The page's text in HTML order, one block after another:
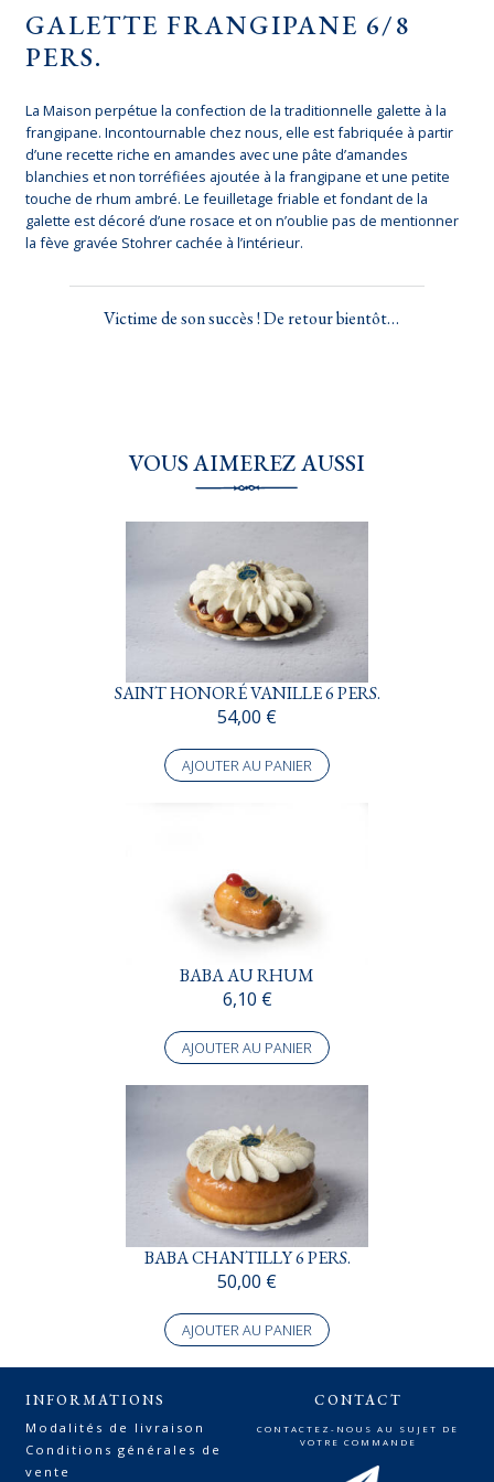
GALETTE FRANGIPANE 6/8
PERS.
La Maison perpétue la confection de la traditionnelle galette à la
frangipane. Incontournable chez nous, elle est fabriquée à partir
d’une recette riche en amandes avec une pâte d’amandes
blanchies et non torréfiées ajoutée à la frangipane et une petite
touche de rhum ambré. Le feuilletage friable et fondant de la
galette est décoré d’une rosace et on n’oublie pas de mentionner
la fève gravée Stohrer cachée à l’intérieur.
Victime de son succès ! De retour bientôt…
VOUS AIMEREZ AUSSI
SAINT HONORÉ VANILLE 6 PERS.
54,00 €
AJOUTER AU PANIER
BABA AU RHUM
6,10 €
AJOUTER AU PANIER
BABA CHANTILLY 6 PERS.
50,00 €
AJOUTER AU PANIER
INFORMATIONS
Modalités de livraison
Conditions générales de
vente
CONTACT
CONTACTEZ-NOUS AU SUJET DE
VOTRE COMMANDE